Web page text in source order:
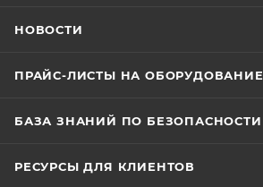
НОВОСТИ
ПРАЙС-ЛИСТЫ НА ОБОРУДОВАНИЕ
БАЗА ЗНАНИЙ ПО БЕЗОПАСНОСТИ
РЕСУРСЫ ДЛЯ КЛИЕНТОВ